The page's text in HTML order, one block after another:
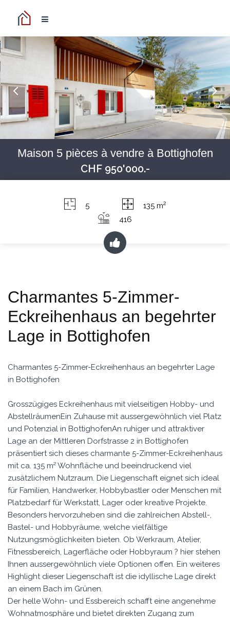
Maison 5 pièces à vendre à Bottighofen
CHF 950'000.-
5 135 m2
416
Charmantes 5-Zimmer-
Eckreihenhaus an begehrter
Lage in Bottighofen
Charmantes 5-Zimmer-Eckreihenhaus an begehrter Lage
in Bottighofen
Grosszügiges Eckreihenhaus mit vielseitigen Hobby- und
AbstellräumenEin Zuhause mit aussergewöhnlich viel Platz
und Potenzial in BottighofenAn ruhiger und attraktiver
Lage an der Mittleren Dorfstrasse 2 in Bottighofen
präsentiert sich dieses charmante 5-Zimmer-Eckreihenhaus
mit ca. 135 m² Wohnfläche und beeindruckend viel
zusätzlichem Nutzraum. Die Liegenschaft eignet sich ideal
für Familien, Handwerker, Hobbybastler oder Menschen mit
Platzbedarf für Werkstatt, Lager oder kreative Projekte.
Besonders hervorzuheben sind die zahlreichen Abstell-,
Bastel- und Hobbyräume, welche vielfältige
Nutzungsmöglichkeiten bieten. Ob Werkraum, Atelier,
Fitnessbereich, Lagerfläche oder Hobbyraum ? hier stehen
Ihnen aussergewöhnlich viele Optionen offen. Ein weiteres
Highlight dieser Liegenschaft ist die idyllische Lage direkt
an einem Bach im Grünen.
Der helle Wohn- und Essbereich schafft eine angenehme
Wohnatmosphäre und bietet direkten Zugang zum